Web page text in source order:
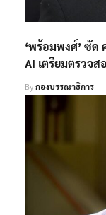
‘พร้อมพงศ์’ ซัด
AI เตรียมตรวจส
Byกองบรรณาธิการ